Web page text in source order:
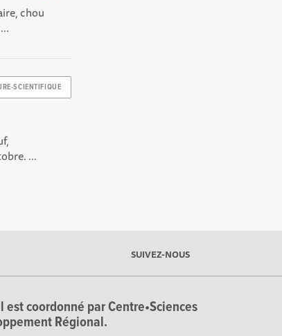
chou
SCIENTIFIQUE
...
SUIVEZ-NOUS
coordonné par Centre•Sciences
Régional.